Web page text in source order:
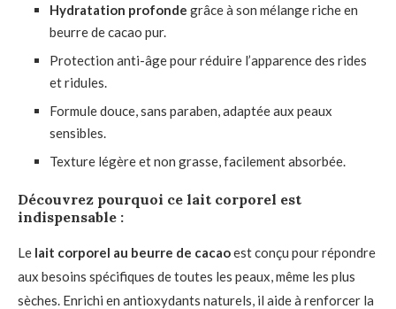
Hydratation profonde grâce à son mélange riche en
beurre de cacao pur.
Protection anti-âge pour réduire l’apparence des rides
et ridules.
Formule douce, sans paraben, adaptée aux peaux
sensibles.
Texture légère et non grasse, facilement absorbée.
Découvrez pourquoi ce lait corporel est
indispensable :
Le lait corporel au beurre de cacaoest conçu pour répondre
aux besoins spécifiques de toutes les peaux, même les plus
sèches. Enrichi en antioxydants naturels, il aide à renforcer la